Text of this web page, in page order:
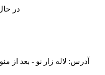
در
آدرس: لاله زار نو - بعد از